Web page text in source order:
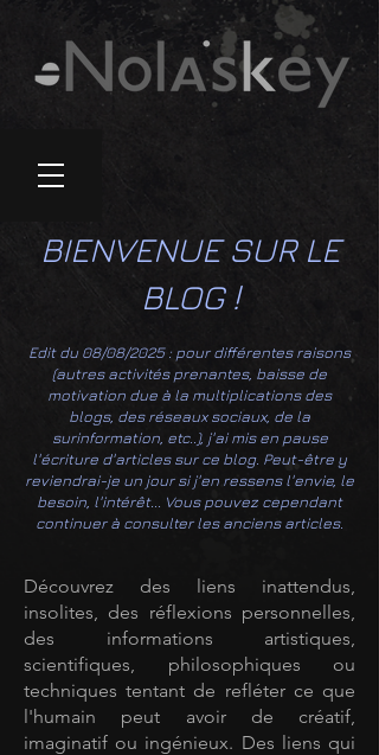
BIENVENUE SUR LE
BLOG !
Edit du 08/08/2025 : pour différentes raisons
(autres activités prenantes, baisse de
motivation due à la multiplications des
blogs, des réseaux sociaux, de la
surinformation, etc..), j'ai mis en pause
l'écriture d'articles sur ce blog. Peut-être y
reviendrai-je un jour si j'en ressens l'envie, le
besoin, l'intérêt... Vous pouvez cependant
continuer à consulter les anciens articles.
Découvrez des liens inattendus,
insolites, des réflexions personnelles,
des informations artistiques,
scientifiques, philosophiques ou
techniques tentant de refléter ce que
l'humain peut avoir de créatif,
imaginatif ou ingénieux. Des liens qui